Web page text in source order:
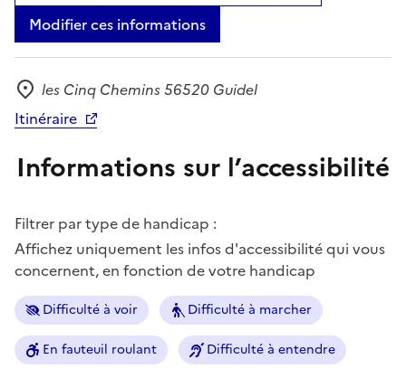
Modifier ces informations
Adresse
les Cinq Chemins 56520 Guidel
Itinéraire
Informations sur l’accessibilité
Filtrer par type de handicap :
Affichez uniquement les infos d'accessibilité qui vous
concernent, en fonction de votre handicap
Difficulté à voir Difficulté à marcher
En fauteuil roulant Difficulté à entendre